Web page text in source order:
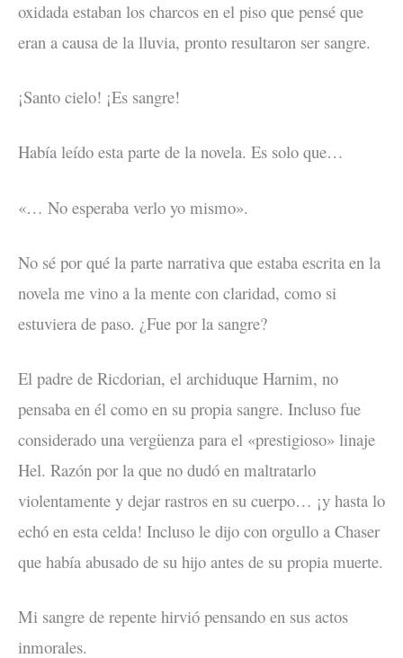
oxidada estaban los charcos en el piso que pensé que
eran a causa de la lluvia, pronto resultaron ser sangre.
¡Santo cielo! ¡Es sangre!
Había leído esta parte de la novela. Es solo que…
«… No esperaba verlo yo mismo».
No sé por qué la parte narrativa que estaba escrita en la
novela me vino a la mente con claridad, como si
estuviera de paso. ¿Fue por la sangre?
El padre de Ricdorian, el archiduque Harnim, no
pensaba en él como en su propia sangre. Incluso fue
considerado una vergüenza para el «prestigioso» linaje
Hel. Razón por la que no dudó en maltratarlo
violentamente y dejar rastros en su cuerpo… ¡y hasta lo
echó en esta celda! Incluso le dijo con orgullo a Chaser
que había abusado de su hijo antes de su propia muerte.
Mi sangre de repente hirvió pensando en sus actos
inmorales.